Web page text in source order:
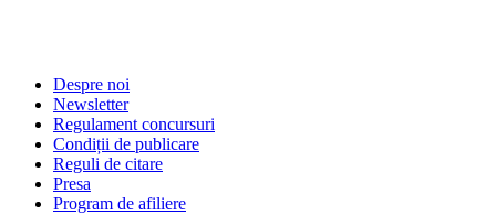
Despre noi
Newsletter
Regulament concursuri
Condiții de publicare
Reguli de citare
Presa
Program de afiliere